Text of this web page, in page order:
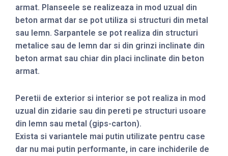
armat. Planseele se realizeaza in mod uzual din
beton armat dar se pot utiliza si structuri din metal
sau lemn. Sarpantele se pot realiza din structuri
metalice sau de lemn dar si din grinzi inclinate din
beton armat sau chiar din placi inclinate din beton
armat.
Peretii de exterior si interior se pot realiza in mod
uzual din zidarie sau din pereti pe structuri usoare
din lemn sau metal (gips-carton).
Exista si variantele mai putin utilizate pentru case
dar nu mai putin performante, in care inchiderile de